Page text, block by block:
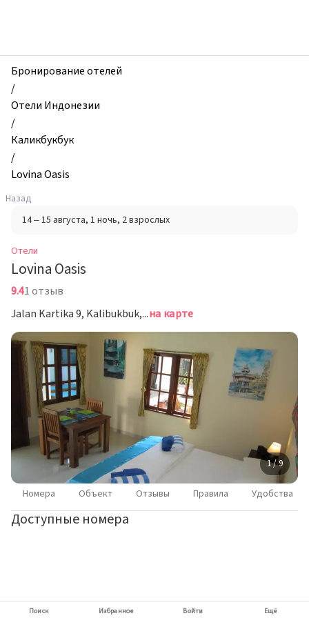
Lovina
Oasis,
Каликбукбук,
Индонезия
Бронирование отелей
/
Отели Индонезии
/
Каликбукбук
/
Lovina Oasis
Назад
14 – 15 августа, 1 ночь, 2 взрослых
Отели
Lovina Oasis
9.41 отзыв
Jalan Kartika 9, Kalibukbuk, Сингараджана карте
1 / 9
Номера Объект Отзывы Правила Удобства
Доступные номера
Поиск Избранное Войти Ещё